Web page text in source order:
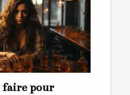
faire pour